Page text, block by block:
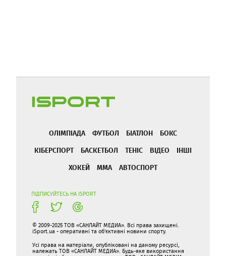
ОЛІМПІАДА ФУТБОЛ БІАТЛОН
БОКС
КІБЕРСПОРТ
БАСКЕТБОЛ ТЕНІС ВІДЕО
ІНШІ
ХОКЕЙ
ММА АВТОСПОРТ
ПІДПИСУЙТЕСЬ НА ISPORT
© 2009-2025 ТОВ «САНЛАЙТ МЕДИА». Всі права захищені.
iSport.ua - оперативні та об'єктивні новини спорту.
Усі права на матеріали, опубліковані на даному ресурсі,
належать ТОВ «САНЛАЙТ МЕДИА». Будь-яке використання